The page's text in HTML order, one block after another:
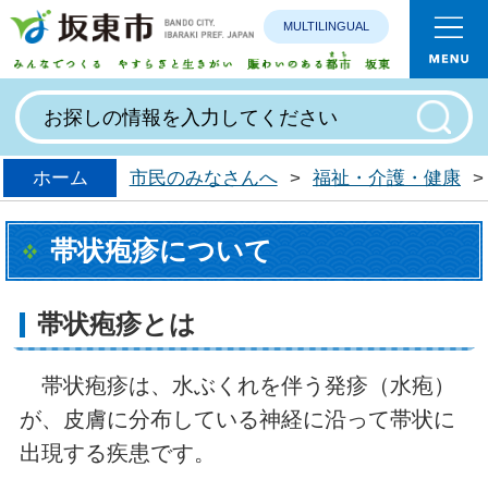
みんなで
MULTILINGUAL
ホーム 市民のみなさんへ > 福祉・介護・健康 >
帯状疱疹について
帯状疱疹とは
帯状疱疹は、水ぶくれを伴う発疹（水疱）
が、皮膚に分布している神経に沿って帯状に
出現する疾患です。